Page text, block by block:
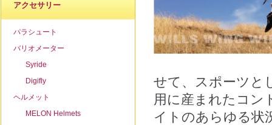
アクセサリー
パラシュート
バリオメーター
Syride
Digifly
ヘルメット
MELON Helmets
せて、スポーツと
用に産まれたコン
イトのあらゆる状